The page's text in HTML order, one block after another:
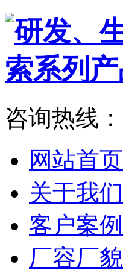
咨询热线：
网站首页
关于我们
客户案例
厂容厂貌